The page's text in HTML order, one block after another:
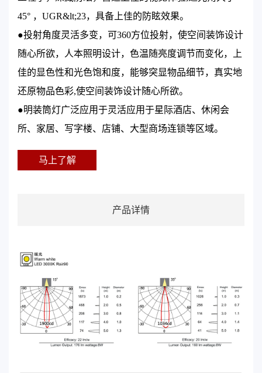
45° ，UGR&lt;23，具备上佳的防眩效果。
●投射角度灵活多变，可360方位投射，使空间装饰设计
随心所欲，人本照明设计，色温随亮度调节而变化，上
佳的显色性和光色饱和度，能够突显物品细节，真实地
还原物品色彩,使空间装饰设计随心所欲。
●明装筒灯广泛应用于灵活应用于星际酒店、休闲会
所、家居、写字楼、店铺、大型商场连锁等区域。
马上了解
产品详情